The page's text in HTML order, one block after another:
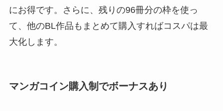
にお得です。さらに、残りの96冊分の枠を使っ
て、他のBL作品もまとめて購入すればコスパは最
大化します。
マンガコイン購入制でボーナスあり